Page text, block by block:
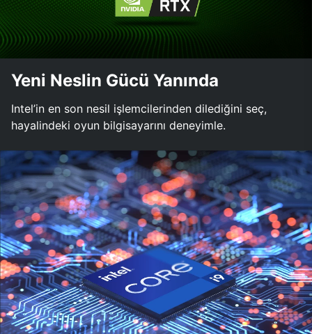
Yeni Neslin Gücü Yanında
Intel’in en son nesil işlemcilerinden dilediğini seç,
hayalindeki oyun bilgisayarını deneyimle.